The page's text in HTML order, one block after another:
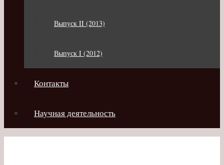
Выпуск II (2013)
Выпуск I (2012)
Контакты
Научная деятельность